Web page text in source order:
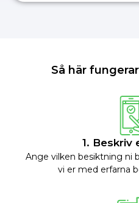
Så här
1. Beskriv
Ange vilken besiktning ni
vi er med erfarna